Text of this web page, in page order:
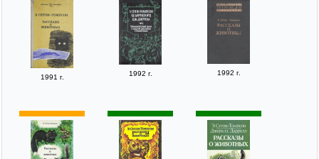
1991 г. 1992 г. 1992 г.